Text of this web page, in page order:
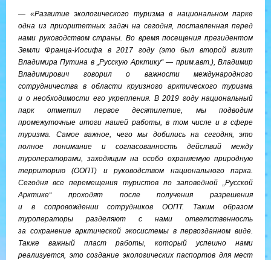
— «Развитие экологического туризма в национальном парке
одна из приоритетных задач на сегодня, поставленная перед
нами руководством страны. Во время посещения президентом
Земли Франца-Иосифа в 2017 году (это был второй визит
Владимира Путина в „Русскую Арктику“ — прим.авт.), Владимир
Владимирович говорил о важности международного
сотрудничества в области круизного арктического туризма
и о необходимости его укрепления. В 2019 году национальный
парк отметил первое десятилетие, мы подводим
промежуточные итоги нашей работы, в том числе и в сфере
туризма. Самое важное, чего мы добились на сегодня, это
полное понимание и согласованность действий между
туроператорами, заходящим на особо охраняемую природную
территорию (ООПТ) и руководством национального парка.
Сегодня все перемещения туристов по заповедной „Русской
Арктике“ проходят после получения разрешения
и в сопровождении сотрудников ООПТ. Таким образом
туроператоры разделяют с нами ответственность
за сохранение арктической экосистемы в первозданном виде.
Также важный пласт работы, который успешно нами
реализуется, это создание экологических паспортов для мест